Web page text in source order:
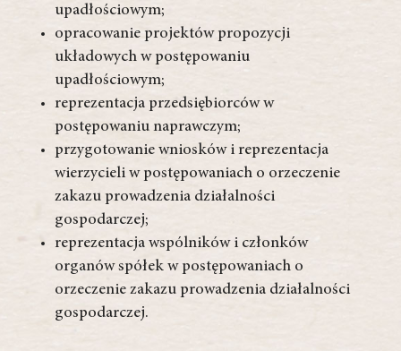
upadłościowym;
opracowanie projektów propozycji
układowych w postępowaniu
upadłościowym;
reprezentacja przedsiębiorców w
postępowaniu naprawczym;
przygotowanie wniosków i reprezentacja
wierzycieli w postępowaniach o orzeczenie
zakazu prowadzenia działalności
gospodarczej;
reprezentacja wspólników i członków
organów spółek w postępowaniach o
orzeczenie zakazu prowadzenia działalności
gospodarczej.